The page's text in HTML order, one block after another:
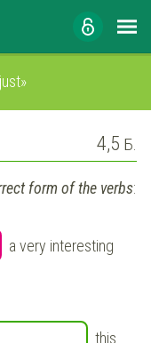
4,5 Б.
form of the verbs:
a very interesting
this